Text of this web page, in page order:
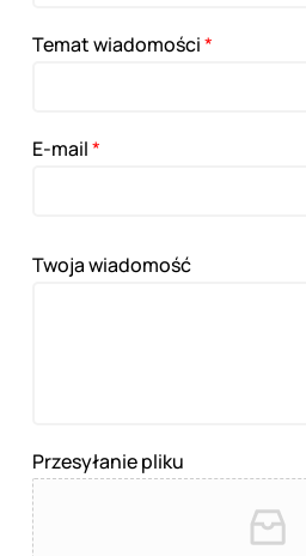
Temat wiadomości*
E-mail*
Twoja wiadomość
Przesyłanie pliku